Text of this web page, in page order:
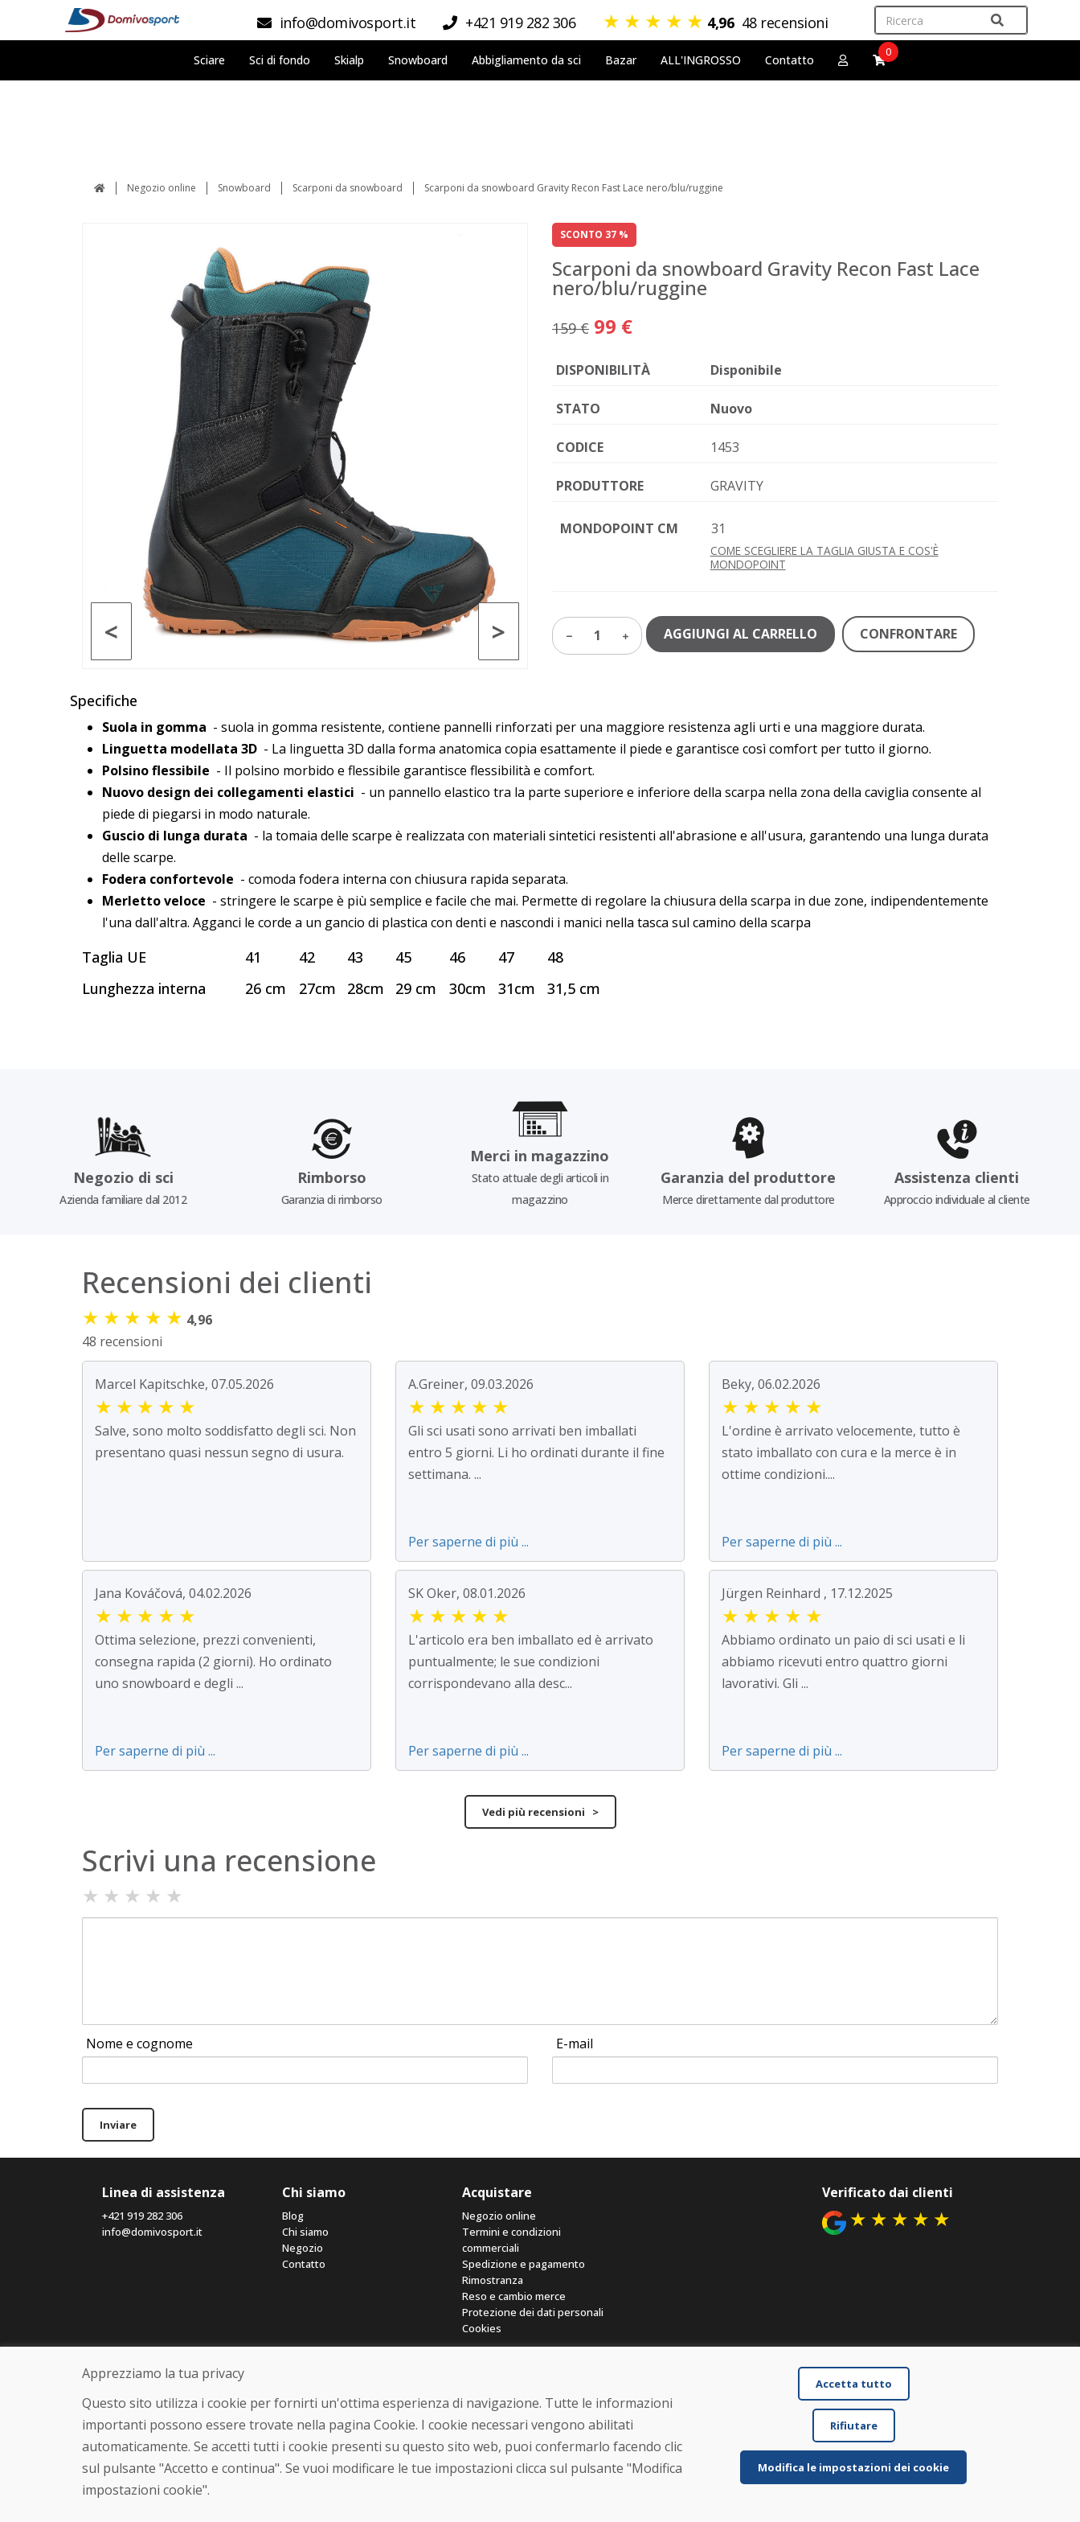
info@domivosport.it +421 919 282 306 ★ ★ ★ ★ ★ 4,96 48 recensioni
Sciare Sci di fondo Skialp Snowboard Abbigliamento da sci Bazar ALL'INGROSSO Contatto
0
Negozio online Snowboard Scarponi da snowboard Scarponi da snowboard Gravity Recon Fast Lace nero/blu/ruggine
>
<
SCONTO 37 %
Scarponi da snowboard Gravity Recon Fast Lace
nero/blu/ruggine
159 € 99 €
DISPONIBILITÀ Disponibile
STATO Nuovo
CODICE 1453
PRODUTTORE GRAVITY
MONDOPOINT CM 31
COME SCEGLIERE LA TAGLIA GIUSTA E COS'È
MONDOPOINT
1 AGGIUNGI AL CARRELLO CONFRONTARE
Specifiche
Suola in gomma - suola in gomma resistente, contiene pannelli rinforzati per una maggiore resistenza agli urti e una maggiore durata.
Linguetta modellata 3D - La linguetta 3D dalla forma anatomica copia esattamente il piede e garantisce così comfort per tutto il giorno.
Polsino flessibile - Il polsino morbido e flessibile garantisce flessibilità e comfort.
Nuovo design dei collegamenti elastici - un pannello elastico tra la parte superiore e inferiore della scarpa nella zona della caviglia consente al
piede di piegarsi in modo naturale.
Guscio di lunga durata - la tomaia delle scarpe è realizzata con materiali sintetici resistenti all'abrasione e all'usura, garantendo una lunga durata
delle scarpe.
Fodera confortevole - comoda fodera interna con chiusura rapida separata.
Merletto veloce - stringere le scarpe è più semplice e facile che mai. Permette di regolare la chiusura della scarpa in due zone, indipendentemente
l'una dall'altra. Agganci le corde a un gancio di plastica con denti e nascondi i manici nella tasca sul camino della scarpa
Taglia UE 41 42 43 45 46 47
48
Lunghezza interna
26 cm 27cm 28cm 29 cm 30cm 31cm 31,5 cm
Negozio di sci
Azienda familiare dal 2012
Rimborso
Garanzia di rimborso
Merci in magazzino
Stato attuale degli articoli in
magazzino
Garanzia del produttore
Merce direttamente dal produttore
Assistenza clienti
Approccio individuale al cliente
Recensioni dei clienti
★ ★ ★ ★ ★ 4,96
48 recensioni
Marcel Kapitschke, 07.05.2026
★ ★ ★ ★ ★
Salve, sono molto soddisfatto degli sci. Non
presentano quasi nessun segno di usura.
A.Greiner, 09.03.2026
★ ★ ★ ★ ★
Gli sci usati sono arrivati ben imballati
entro 5 giorni. Li ho ordinati durante il fine
settimana. ...
Per saperne di più ...
Beky, 06.02.2026
★ ★ ★ ★ ★
L'ordine è arrivato velocemente, tutto è
stato imballato con cura e la merce è in
ottime condizioni....
Per saperne di più ...
Jana Kováčová, 04.02.2026
★ ★ ★ ★ ★
Ottima selezione, prezzi convenienti,
consegna rapida (2 giorni). Ho ordinato
uno snowboard e degli ...
Per saperne di più ...
SK Oker, 08.01.2026
★ ★ ★ ★ ★
L'articolo era ben imballato ed è arrivato
puntualmente; le sue condizioni
corrispondevano alla desc...
Per saperne di più ...
Jürgen Reinhard , 17.12.2025
★ ★ ★ ★ ★
Abbiamo ordinato un paio di sci usati e li
abbiamo ricevuti entro quattro giorni
lavorativi. Gli ...
Per saperne di più ...
Vedi più recensioni >
Scrivi una recensione
★ ★ ★ ★ ★
Nome e cognome E-mail
Inviare
Linea di assistenza
+421 919 282 306
info@domivosport.it
Chi siamo
Blog
Chi siamo
Negozio
Contatto
Acquistare
Negozio online
Termini e condizioni
commerciali
Spedizione e pagamento
Rimostranza
Reso e cambio merce
Protezione dei dati personali
Cookies
Verificato dai clienti
★ ★ ★ ★ ★
© DOMIVOSPORT 2026, tutti i diritti riservati
DUFEKSOFT creazione di e-shop
Apprezziamo la tua privacy
Questo sito utilizza i cookie per fornirti un'ottima esperienza di navigazione. Tutte le informazioni
importanti possono essere trovate nella pagina Cookie. I cookie necessari vengono abilitati
automaticamente. Se accetti tutti i cookie presenti su questo sito web, puoi confermarlo facendo clic
sul pulsante "Accetto e continua". Se vuoi modificare le tue impostazioni clicca sul pulsante "Modifica
impostazioni cookie".
Accetta tutto
Rifiutare
Modifica le impostazioni dei cookie